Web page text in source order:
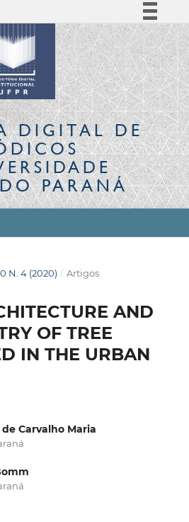
Simplifique!
Comunica BR
Participe
Acesso à informação
Legislação
Canais
DIGITALDE
PARANÁ
N. 4 (2020) / Artigos
AND
OF TREE
IN THE URBAN
Carvalho Maria